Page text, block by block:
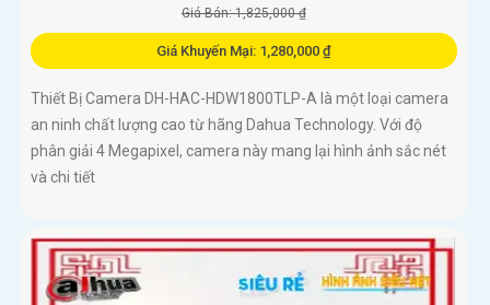
Giá Bán: 1,825,000 ₫
Giá Khuyến Mại: 1,280,000 ₫
Thiết Bị Camera DH-HAC-HDW1800TLP-A là một loại camera
an ninh chất lượng cao từ hãng Dahua Technology. Với độ
phân giải 4 Megapixel, camera này mang lại hình ảnh sắc nét
và chi tiết